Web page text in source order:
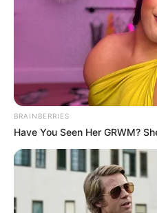
ΤΑΥΤΟΤΗΤΑ ΚΑΙ
© 2025 EVIANEWS
BRAINBERRIES
Have You Seen Her GRWM?